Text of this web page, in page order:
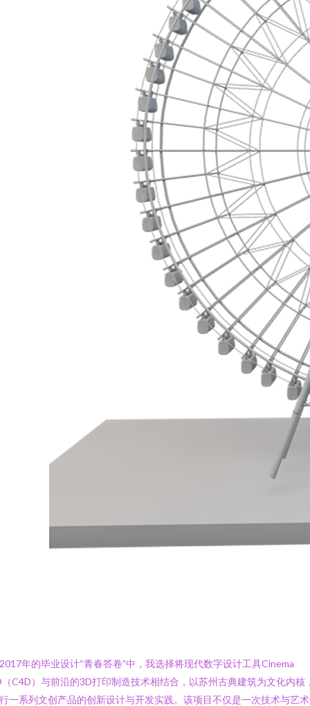
年的毕业设计“青春答卷”中，我选择将现代数字设计工具Cinema
（C4D）与前沿的3D打印制造技术相结合，以苏州古典建筑为文化内核
一系列文创产品的创新设计与开发实践。该项目不仅是一次技术与艺